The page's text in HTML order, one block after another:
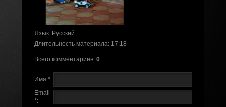
Язык: Русский
Длительность материала: 17:18
Всего комментариев: 0
Имя *:
Email
*: